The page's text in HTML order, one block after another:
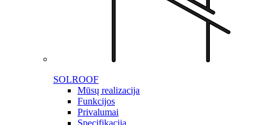
SOLROOF
Mūsų realizacija
Funkcijos
Privalumai
Specifikacija